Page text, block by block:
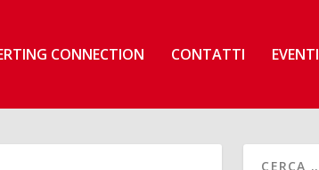
CONNECTION CONTATTI EVENTI